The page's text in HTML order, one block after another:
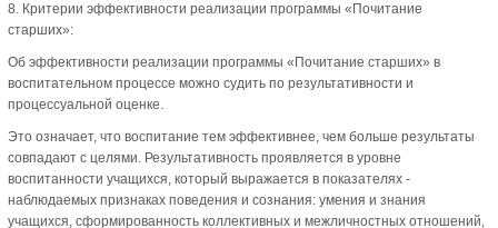
8. Критерии эффективности реализации программы «Почитание
старших»:
Об эффективности реализации программы «Почитание старших» в
воспитательном процессе можно судить по результативности и
процессуальной оценке.
Это означает, что воспитание тем эффективнее, чем больше результаты
совпадают с целями. Результативность проявляется в уровне
воспитанности учащихся, который выражается в показателях -
наблюдаемых признаках поведения и сознания: умения и знания
учащихся, сформированность коллективных и межличностных отношений,